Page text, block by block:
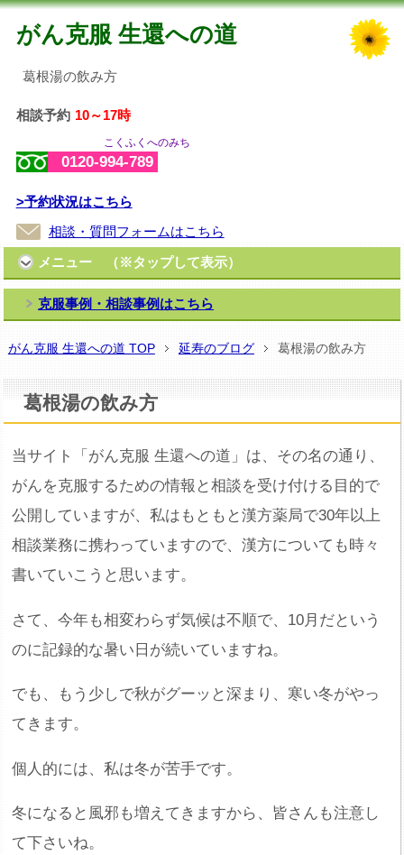
がん克服 生還への道
葛根湯の飲み方
相談予約 10～17時
こくふくへのみち
0120-994-789
>予約状況はこちら
相談・質問フォームはこちら
メニュー （※タップして表示）
克服事例・相談事例はこちら
がん克服 生還への道 TOP 延寿のブログ 葛根湯の飲み方
葛根湯の飲み方
当サイト「がん克服 生還への道」は、その名の通り、
がんを克服するための情報と相談を受け付ける目的で
公開していますが、私はもともと漢方薬局で30年以上
相談業務に携わっていますので、漢方についても時々
書いていこうと思います。
さて、今年も相変わらず気候は不順で、10月だという
のに記録的な暑い日が続いていますね。
でも、もう少しで秋がグーッと深まり、寒い冬がやっ
てきます。
個人的には、私は冬が苦手です。
冬になると風邪も増えてきますから、皆さんも注意し
て下さいね。